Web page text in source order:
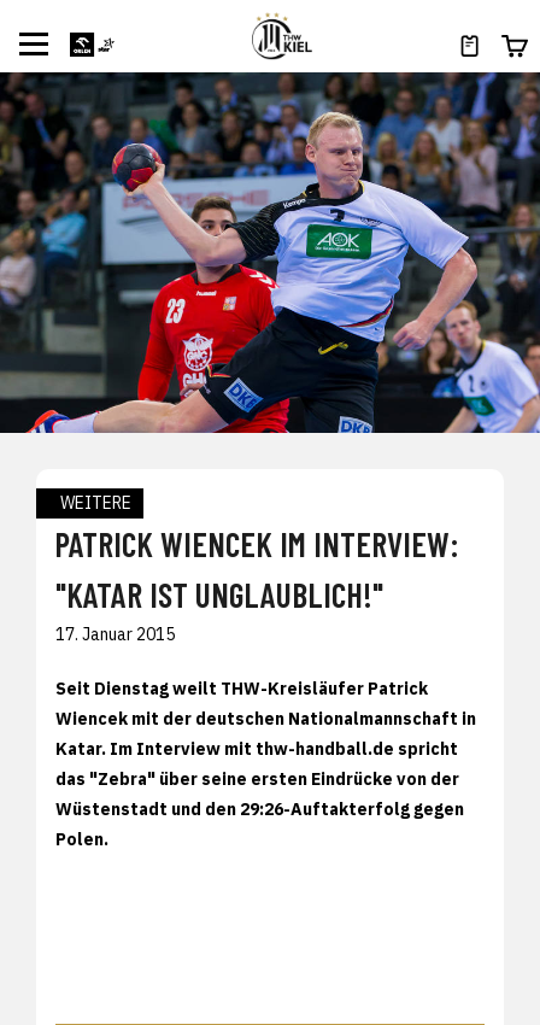
WEITERE
PATRICK WIENCEK IM INTERVIEW:
"KATAR IST UNGLAUBLICH!"
17. Januar 2015
Seit Dienstag weilt THW-Kreisläufer Patrick
Wiencek mit der deutschen Nationalmannschaft in
Katar. Im Interview mit thw-handball.de spricht
das "Zebra" über seine ersten Eindrücke von der
Wüstenstadt und den 29:26-Auftakterfolg gegen
Polen.